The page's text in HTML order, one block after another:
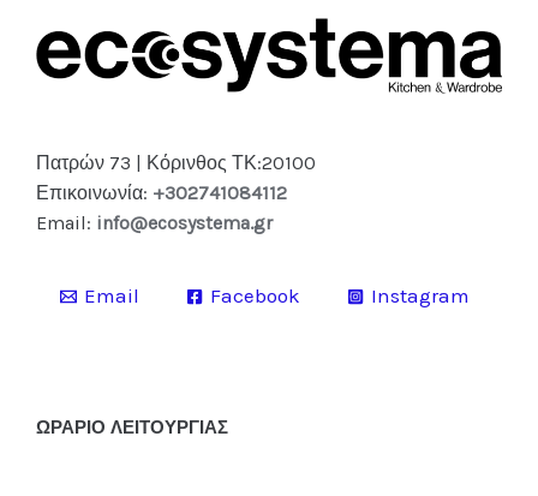
Πατρών 73 | Κόρινθος ΤΚ:20100
Επικοινωνία: +302741084112
Email: info@ecosystema.gr
Email Facebook Instagram
ΩΡΑΡΙΟ ΛΕΙΤΟΥΡΓΙΑΣ